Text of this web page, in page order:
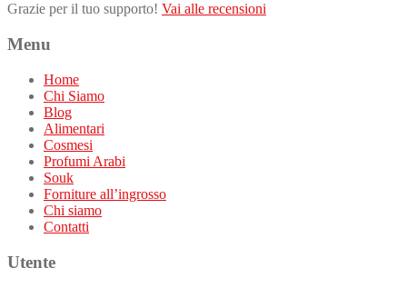
Grazie per il tuo supporto! Vai alle recensioni
Menu
Home
Chi Siamo
Blog
Alimentari
Cosmesi
Profumi Arabi
Souk
Forniture all’ingrosso
Chi siamo
Contatti
Utente